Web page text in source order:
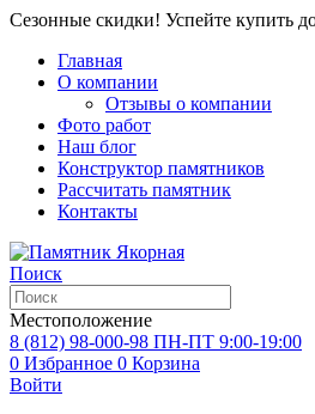
Сезонные скидки! Успейте купить
Главная
О компании
Отзывы о компании
Фото работ
Наш блог
Конструктор памятников
Рассчитать памятник
Контакты
Поиск
Местоположение
8 (812) 98-000-98 ПН-ПТ 9:00-19:00
0 Избранное 0 Корзина
Войти